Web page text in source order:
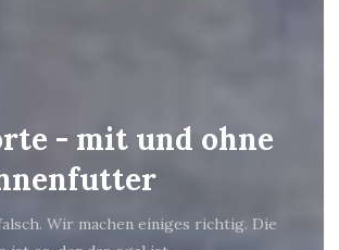
- mit und ohne
Wir machen einiges richtig. Die